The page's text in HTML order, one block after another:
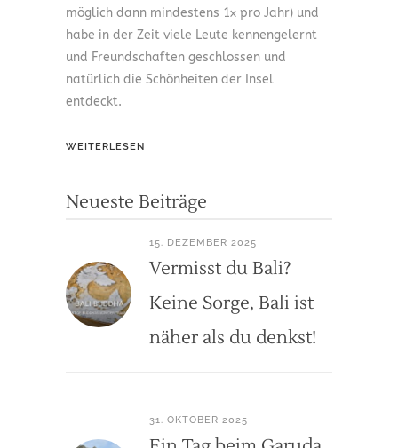
möglich dann mindestens 1x pro Jahr) und
habe in der Zeit viele Leute kennengelernt
und Freundschaften geschlossen und
natürlich die Schönheiten der Insel
entdeckt.
WEITERLESEN
Neueste Beiträge
15. DEZEMBER 2025
Vermisst du Bali?
Keine Sorge, Bali ist
näher als du denkst!
31. OKTOBER 2025